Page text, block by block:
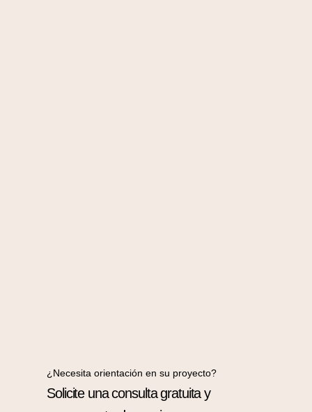
¿Necesita orientación en su proyecto?
Solicite una consulta gratuita y